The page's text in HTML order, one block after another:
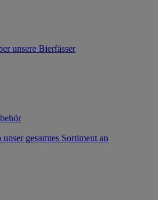
unsere Bierfässer
unser gesamtes Sortiment an